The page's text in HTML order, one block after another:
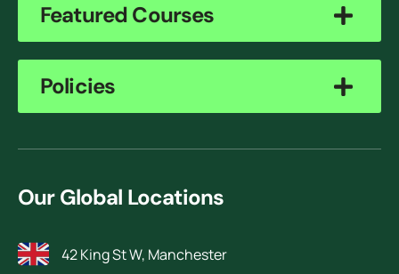
Featured Courses
Policies
Our Global Locations
42 King St W, Manchester